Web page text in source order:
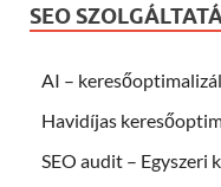
SEO
AI –
Havidíjas
SEO audit – Egyszeri